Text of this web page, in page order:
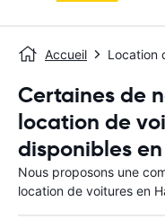
Accueil Location
Certaines de
location de
disponibles
Nous proposons une
location de voitures en